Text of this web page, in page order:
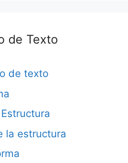
de Texto
de texto
la estructura